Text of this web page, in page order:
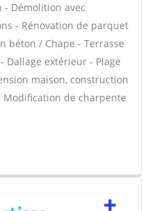
Démolition avec
- Rénovation de parquet
béton / Chape - Terrasse
Dallage extérieur - Plage
maison, construction
Modification de charpente